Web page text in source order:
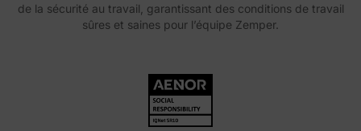
de la sécurité au travail, garantissant des conditions de travail
sûres et saines pour l’équipe Zemper.